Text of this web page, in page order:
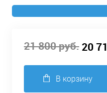
21 800 руб. 20
В корзину